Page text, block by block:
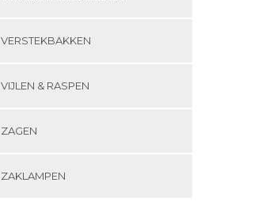
VERSTEKBAKKEN
VIJLEN & RASPEN
ZAGEN
ZAKLAMPEN